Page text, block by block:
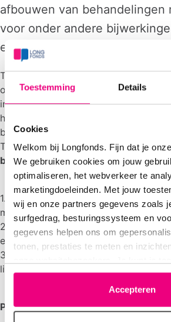
Toestemming Details
Cookies
Welkom bij Longfonds. Fijn dat je
We gebruiken cookies om jouw
optimaliseren, het webverkeer te
marketingdoeleinden. Met jouw
wij en onze partners gegevens zoals
surfgedrag, besturingssysteem en
gegevens helpen ons om
tonen, prestaties te meten en
moment wijzigen of intrekken via het
linksonder elke pagina. De lijst met
in het tabblad “details”.
Accepteren
afbouwen van behandelingen
voor onder andere
en polyfarmacie.
Tegelijkertijd is duidelijk dat een
omvat dan alleen medicijnen. Niet-
interventies, zoals longrevalidatie,
het versterken van zelfmanagement,
belangrijke rol in het verbeteren van
Tijdens deze bijeenkomst nemen we
belangrijke pijlersvan de
1. Basis astma medicatie met nieuwe
medicatie’)
2. Biologicals onder andere; nieuwe
en afbouwen van medicatie
3. Niet-medicamenteuze
lifestyle interventies, zelf management)
Programma